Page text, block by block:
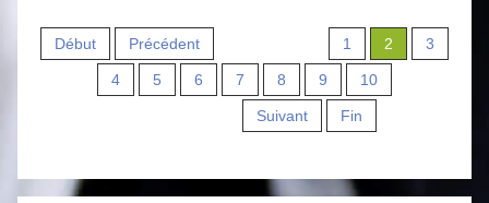
Début Précédent 1 2 3
4 5 6 7 8 9 10
Suivant Fin